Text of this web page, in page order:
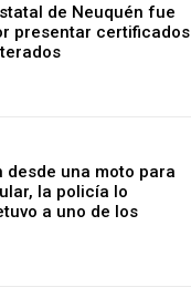
de Neuquén fue
presentar certificados
desde una moto para
la policía lo
a uno de los